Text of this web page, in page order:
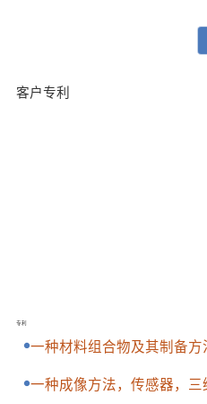
客户专利
专利
一种材料组合物及其制备方
一种成像方法，传感器，